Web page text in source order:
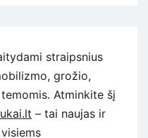
straipsnius
grožio,
Atminkite šį
– tai naujas ir